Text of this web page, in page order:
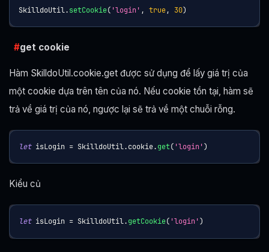
SkilldoUtil.setCookie( 'login' , true, 30)
get cookie
Hàm SkilldoUtil.cookie.get được sử dụng để lấy giá trị của
một cookie dựa trên tên của nó. Nếu cookie tồn tại, hàm sẽ
trả về giá trị của nó, ngược lại sẽ trả về một chuỗi rỗng.
let isLogin = SkilldoUtil.cookie.get( 'login')
Kiểu củ
let isLogin = SkilldoUtil.getCookie( 'login')